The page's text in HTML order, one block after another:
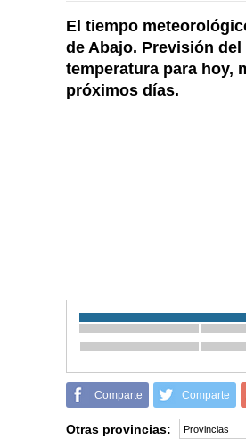
El tiempo
de Abajo. Previsión
temperatura para hoy,
próximos días.
Comparte Comparte
Otras provincias: